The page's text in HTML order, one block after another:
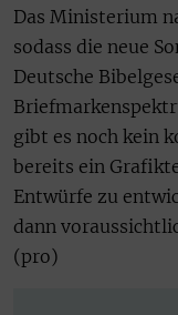
Das Ministerium
sodass die neue
Deutsche
gibt es noch kein
bereits ein
Entwürfe zu
dann
(pro)